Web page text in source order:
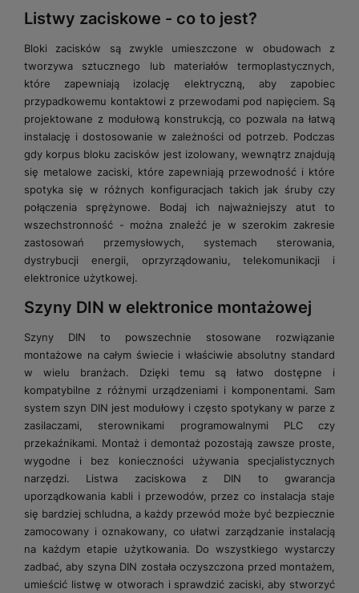
Listwy zaciskowe - co to jest?
Bloki zacisków są zwykle umieszczone w obudowach z
tworzywa sztucznego lub materiałów termoplastycznych,
które zapewniają izolację elektryczną, aby zapobiec
przypadkowemu kontaktowi z przewodami pod napięciem. Są
projektowane z modułową konstrukcją, co pozwala na łatwą
instalację i dostosowanie w zależności od potrzeb. Podczas
gdy korpus bloku zacisków jest izolowany, wewnątrz znajdują
się metalowe zaciski, które zapewniają przewodność i które
spotyka się w różnych konfiguracjach takich jak śruby czy
połączenia sprężynowe. Bodaj ich najważniejszy atut to
wszechstronność - można znaleźć je w szerokim zakresie
zastosowań przemysłowych, systemach sterowania,
dystrybucji energii, oprzyrządowaniu, telekomunikacji i
elektronice użytkowej.
Szyny DIN w elektronice montażowej
Szyny DIN to powszechnie stosowane rozwiązanie
montażowe na całym świecie i właściwie absolutny standard
w wielu branżach. Dzięki temu są łatwo dostępne i
kompatybilne z różnymi urządzeniami i komponentami. Sam
system szyn DIN jest modułowy i często spotykany w parze z
zasilaczami, sterownikami programowalnymi PLC czy
przekaźnikami. Montaż i demontaż pozostają zawsze proste,
wygodne i bez konieczności używania specjalistycznych
narzędzi. Listwa zaciskowa z DIN to gwarancja
uporządkowania kabli i przewodów, przez co instalacja staje
się bardziej schludna, a każdy przewód może być bezpiecznie
zamocowany i oznakowany, co ułatwi zarządzanie instalacją
na każdym etapie użytkowania. Do wszystkiego wystarczy
zadbać, aby szyna DIN została oczyszczona przed montażem,
umieścić listwę w otworach i sprawdzić zaciski, aby stworzyć